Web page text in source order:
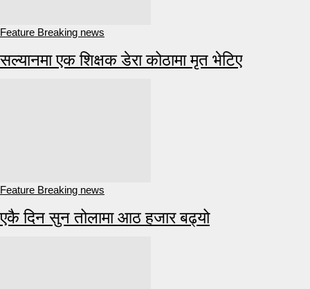
Feature Breaking news
सल्यानमा एक शिक्षक डेरा कोठामा मृत भेटिए
Feature Breaking news
एकै दिन सुन तोलामा आठ हजार बढ्यो